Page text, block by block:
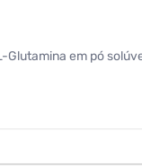
em pó